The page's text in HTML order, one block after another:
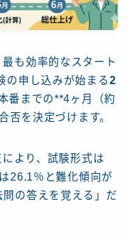
も効率的なスタート
の申し込みが始まる2
番までの**4ヶ月（約
否を決定づけます。
より、試験形式は
26.1％と難化傾向が
の答えを覚える」だ